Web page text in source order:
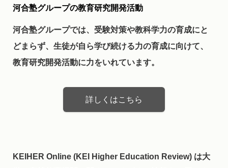
河合塾グループの教育研究開発活動
河合塾グループでは、受験対策や教科学力の育成にと
どまらず、生徒が自ら学び続ける力の育成に向けて、
教育研究開発活動に力をいれています。
詳しくはこちら
KEIHER Online (KEI Higher Education Review) は大